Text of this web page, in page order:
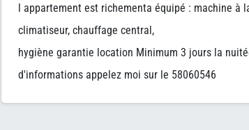
l appartement est richementa équipé : machine à
climatiseur, chauffage central,
hygiène garantie location Minimum 3 jours la
d'informations appelez moi sur le 58060546